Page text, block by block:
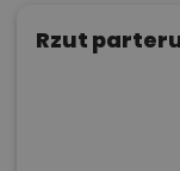
Rzut